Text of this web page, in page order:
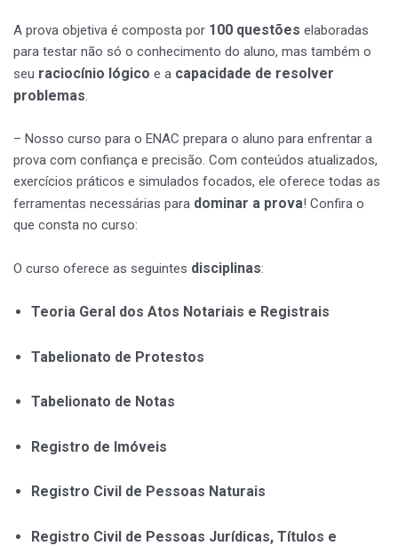
A prova objetiva é composta por 100 questões elaboradas
para testar não só o conhecimento do aluno, mas também o
seu raciocínio lógico e a capacidade de resolver
problemas.
– Nosso curso para o ENAC prepara o aluno para enfrentar a
prova com confiança e precisão. Com conteúdos atualizados,
exercícios práticos e simulados focados, ele oferece todas as
ferramentas necessárias para dominar a prova! Confira o
que consta no curso:
O curso oferece as seguintes disciplinas:
Teoria Geral dos Atos Notariais e Registrais
Tabelionato de Protestos
Tabelionato de Notas
Registro de Imóveis
Registro Civil de Pessoas Naturais
Registro Civil de Pessoas Jurídicas, Títulos e